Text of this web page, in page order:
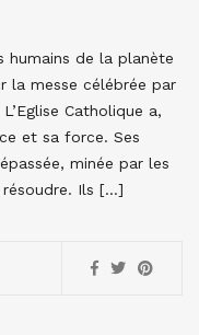
humains de la planète
la messe célébrée par
Catholique a,
et sa force. Ses
minée par les
résoudre. Ils […]